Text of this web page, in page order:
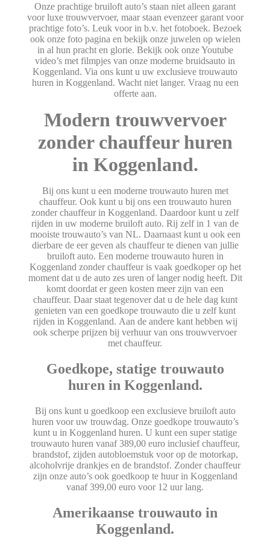
Onze prachtige bruiloft auto’s staan niet alleen garant
voor luxe trouwvervoer, maar staan evenzeer garant voor
prachtige foto’s. Leuk voor in b.v. het fotoboek. Bezoek
ook onze foto pagina en bekijk onze juwelen op wielen
in al hun pracht en glorie. Bekijk ook onze Youtube
video’s met filmpjes van onze moderne bruidsauto in
Koggenland. Via ons kunt u uw exclusieve trouwauto
huren in Koggenland. Wacht niet langer. Vraag nu een
offerte aan.
Modern trouwvervoer
zonder chauffeur huren
in Koggenland.
Bij ons kunt u een moderne trouwauto huren met
chauffeur. Ook kunt u bij ons een trouwauto huren
zonder chauffeur in Koggenland. Daardoor kunt u zelf
rijden in uw moderne bruiloft auto. Rij zelf in 1 van de
mooiste trouwauto’s van NL. Daarnaast kunt u ook een
dierbare de eer geven als chauffeur te dienen van jullie
bruiloft auto. Een moderne trouwauto huren in
Koggenland zonder chauffeur is vaak goedkoper op het
moment dat u de auto zes uren of langer nodig heeft. Dit
komt doordat er geen kosten meer zijn van een
chauffeur. Daar staat tegenover dat u de hele dag kunt
genieten van een goedkope trouwauto die u zelf kunt
rijden in Koggenland. Aan de andere kant hebben wij
ook scherpe prijzen bij verhuur van ons trouwvervoer
met chauffeur.
Goedkope, statige trouwauto
huren in Koggenland.
Bij ons kunt u goedkoop een exclusieve bruiloft auto
huren voor uw trouwdag. Onze goedkope trouwauto’s
kunt u in Koggenland huren. U kunt een super statige
trouwauto huren vanaf 389,00 euro inclusief chauffeur,
brandstof, zijden autobloemstuk voor op de motorkap,
alcoholvrije drankjes en de brandstof. Zonder chauffeur
zijn onze auto’s ook goedkoop te huur in Koggenland
vanaf 399,00 euro voor 12 uur lang.
Amerikaanse trouwauto in
Koggenland.